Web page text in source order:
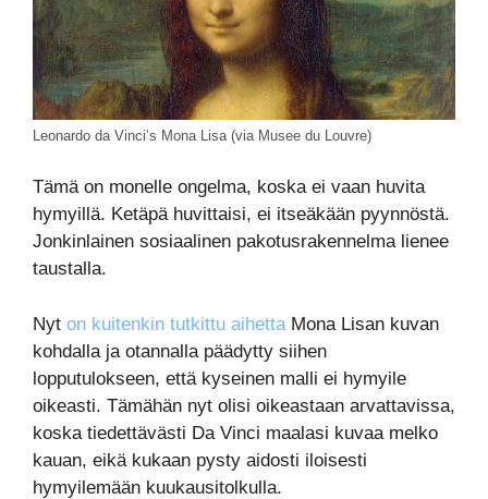
Leonardo da Vinci’s Mona Lisa (via Musee du Louvre)
Tämä on monelle ongelma, koska ei vaan huvita
hymyillä. Ketäpä huvittaisi, ei itseäkään pyynnöstä.
Jonkinlainen sosiaalinen pakotusrakennelma lienee
taustalla.
Nyt on kuitenkin tutkittu aihettaMona Lisan kuvan
kohdalla ja otannalla päädytty siihen
lopputulokseen, että kyseinen malli ei hymyile
oikeasti. Tämähän nyt olisi oikeastaan arvattavissa,
koska tiedettävästi Da Vinci maalasi kuvaa melko
kauan, eikä kukaan pysty aidosti iloisesti
hymyilemään kuukausitolkulla.